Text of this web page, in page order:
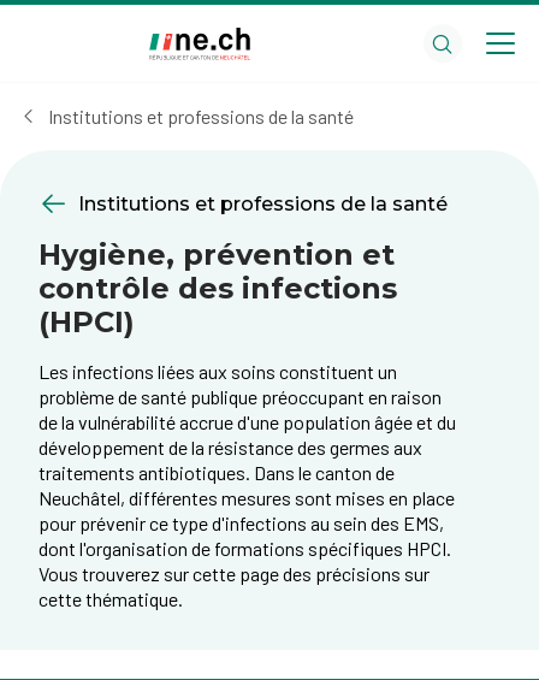
cookies
Institutions et professions de la santé
Institutions et professions de la santé
Hygiène, prévention et
contrôle des infections
(HPCI)
Les infections liées aux soins constituent un
problème de santé publique préoccupant en raison
de la vulnérabilité accrue d'une population âgée et du
développement de la résistance des germes aux
traitements antibiotiques. Dans le canton de
Neuchâtel, différentes mesures sont mises en place
pour prévenir ce type d'infections au sein des EMS,
dont l'organisation de formations spécifiques HPCI.
Vous trouverez sur cette page des précisions sur
cette thématique.